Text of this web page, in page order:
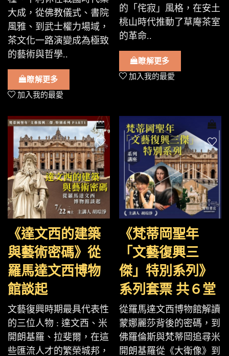
大成，從佛教儀式、書院
風雅、到武士權力場域，
茶文化一路演變成為極致
的藝術與哲學..
瞭解更多
加入我的最愛
的「侘寂」風格，在安土
桃山時代推動了草庵茶室
的革命..
瞭解更多
加入我的最愛
《達文西的建築
與藝術密碼》從
羅馬達文西博物
館談起
文藝復興時期最具代表性
的三位人物 : 達文西、米
開朗基羅、拉斐爾，在這
些匯流人才的繁榮城邦，
《梵蒂岡聖年
「文藝復興三
傑」特別系列》
系列套票 共６堂
從羅馬達文西博物館解讀
蒙娜麗莎背後的密碼，到
佛羅倫斯與梵蒂岡追尋米
開朗基羅從《大衛像》到